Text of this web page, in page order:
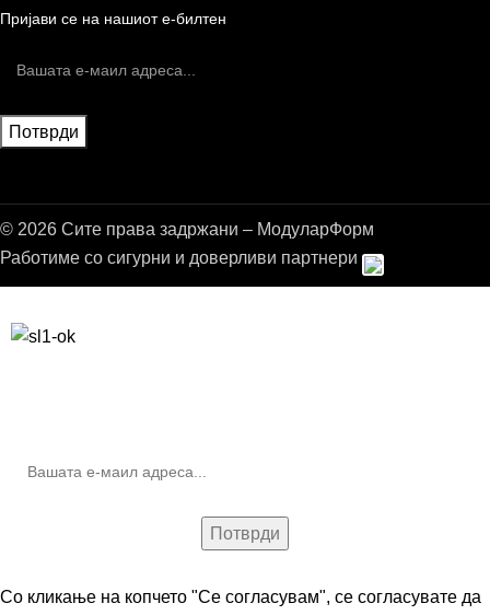
Пријави се на нашиот е-билтен
© 2026 Сите права задржани – МодуларФорм
Работиме со сигурни и доверливи партнери
Со кликање на копчето "Се согласувам", се согласувате да